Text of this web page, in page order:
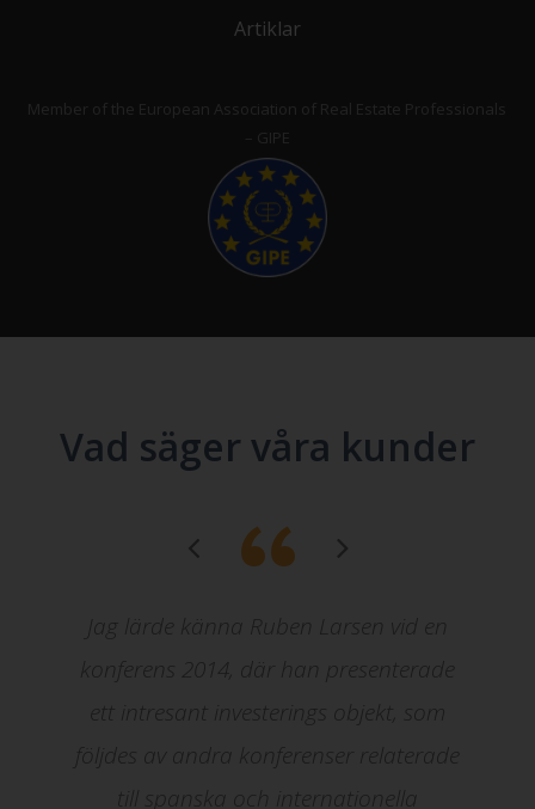
Artiklar
Member of the European Association of Real Estate Professionals
– GIPE
Vad säger våra kunder
“
Jag lärde känna Ruben Larsen vid en
konferens 2014, där han presenterade
ett intresant investerings objekt, som
följdes av andra konferenser relaterade
till spanska och internationella